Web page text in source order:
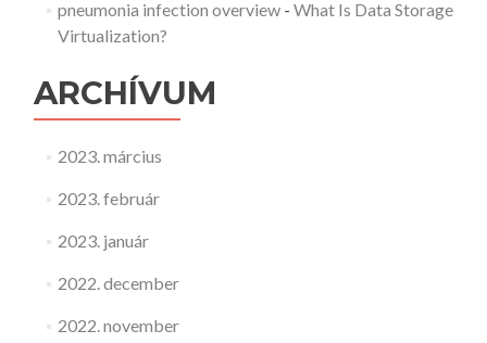
pneumonia infection overview- What Is Data Storage
Virtualization?
ARCHÍVUM
2023. március
2023. február
2023. január
2022. december
2022. november